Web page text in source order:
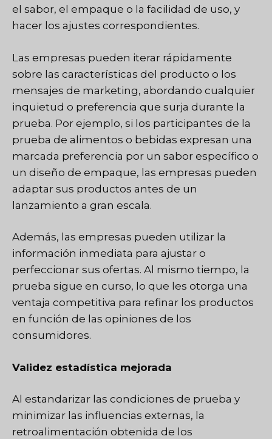
el sabor, el empaque o la facilidad de uso, y
hacer los ajustes correspondientes.
Las empresas pueden iterar rápidamente
sobre las características del producto o los
mensajes de marketing, abordando cualquier
inquietud o preferencia que surja durante la
prueba. Por ejemplo, si los participantes de la
prueba de alimentos o bebidas expresan una
marcada preferencia por un sabor específico o
un diseño de empaque, las empresas pueden
adaptar sus productos antes de un
lanzamiento a gran escala.
Además, las empresas pueden utilizar la
información inmediata para ajustar o
perfeccionar sus ofertas. Al mismo tiempo, la
prueba sigue en curso, lo que les otorga una
ventaja competitiva para refinar los productos
en función de las opiniones de los
consumidores.
Validez estadística mejorada
Al estandarizar las condiciones de prueba y
minimizar las influencias externas, la
retroalimentación obtenida de los